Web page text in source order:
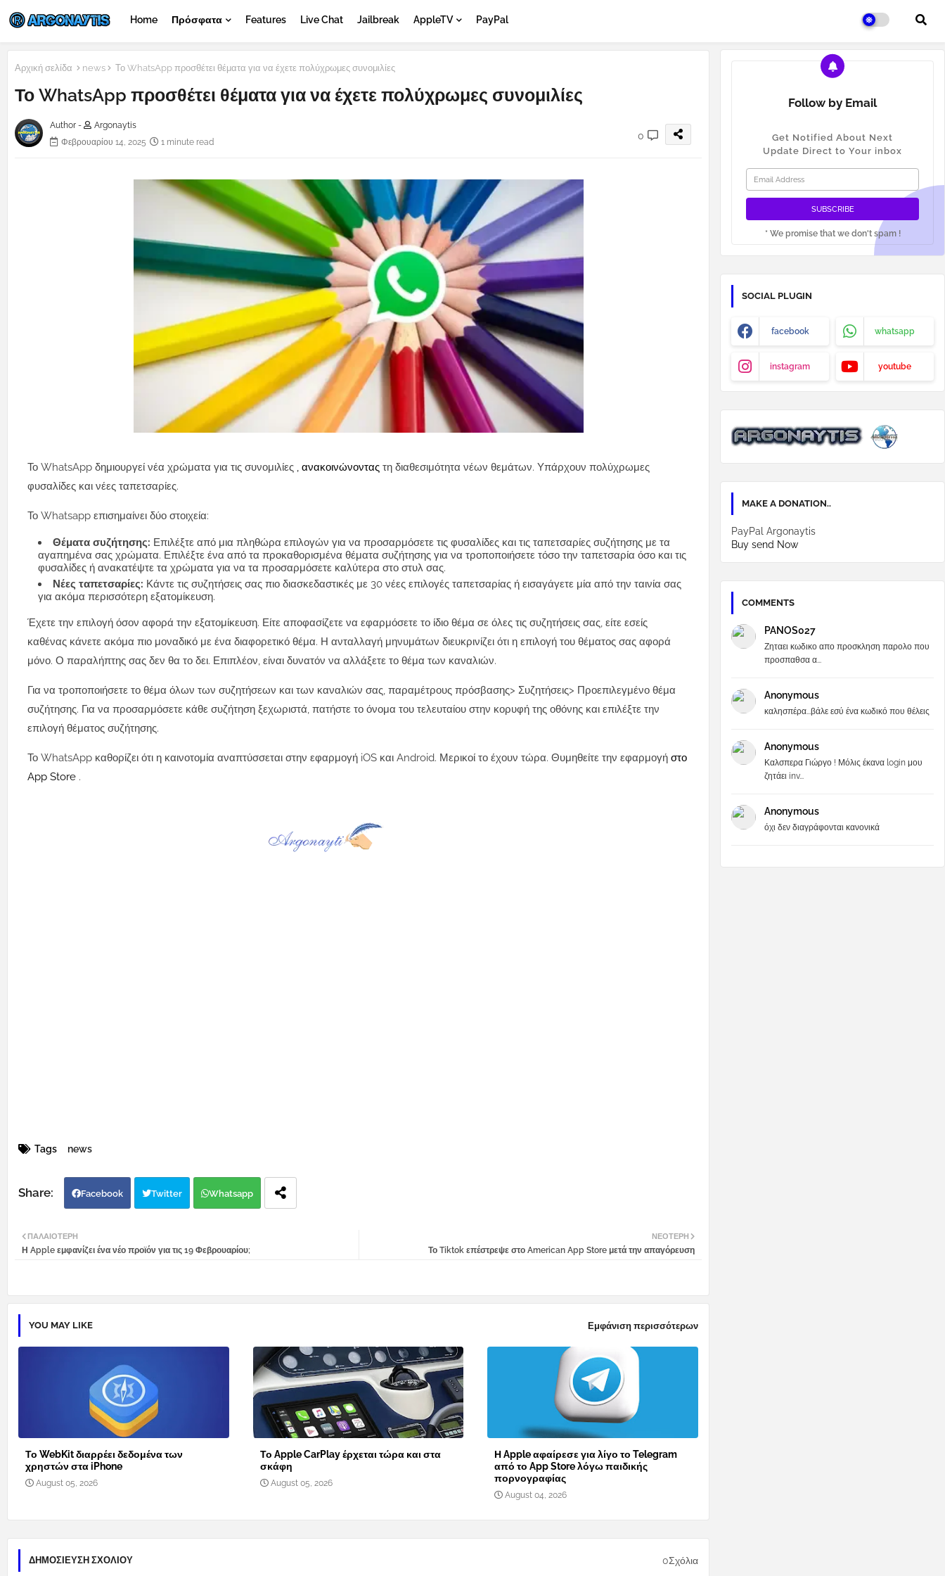
Home Πρόσφατα Features Live Chat Jailbreak AppleTV PayPal
Αρχική σελίδα news Το WhatsApp προσθέτει θέματα για να έχετε πολύχρωμες συνομιλίες
Το WhatsApp προσθέτει θέματα για να έχετε πολύχρωμες συνομιλίες
Author -
Argonaytis
Φεβρουαρίου 14, 2025
1 minute read
0
Το WhatsApp δημιουργεί νέα χρώματα για τις συνομιλίες , ανακοινώνοντας τη διαθεσιμότητα νέων θεμάτων. Υπάρχουν πολύχρωμες
φυσαλίδες και νέες ταπετσαρίες.
Το Whatsapp επισημαίνει δύο στοιχεία:
Θέματα συζήτησης: Επιλέξτε από μια πληθώρα επιλογών για να προσαρμόσετε τις φυσαλίδες και τις ταπετσαρίες συζήτησης με τα
αγαπημένα σας χρώματα. Επιλέξτε ένα από τα προκαθορισμένα θέματα συζήτησης για να τροποποιήσετε τόσο την ταπετσαρία όσο και τις
φυσαλίδες ή ανακατέψτε τα χρώματα για να τα προσαρμόσετε καλύτερα στο στυλ σας.
Νέες ταπετσαρίες: Κάντε τις συζητήσεις σας πιο διασκεδαστικές με 30 νέες επιλογές ταπετσαρίας ή εισαγάγετε μία από την ταινία σας
για ακόμα περισσότερη εξατομίκευση.
Έχετε την επιλογή όσον αφορά την εξατομίκευση. Είτε αποφασίζετε να εφαρμόσετε το ίδιο θέμα σε όλες τις συζητήσεις σας, είτε εσείς
καθένας κάνετε ακόμα πιο μοναδικό με ένα διαφορετικό θέμα. Η ανταλλαγή μηνυμάτων διευκρινίζει ότι η επιλογή του θέματος σας αφορά
μόνο. Ο παραλήπτης σας δεν θα το δει. Επιπλέον, είναι δυνατόν να αλλάξετε το θέμα των καναλιών.
Για να τροποποιήσετε το θέμα όλων των συζητήσεων και των καναλιών σας, παραμέτρους πρόσβασης> Συζητήσεις> Προεπιλεγμένο θέμα
συζήτησης. Για να προσαρμόσετε κάθε συζήτηση ξεχωριστά, πατήστε το όνομα του τελευταίου στην κορυφή της οθόνης και επιλέξτε την
επιλογή θέματος συζήτησης.
Το WhatsApp καθορίζει ότι η καινοτομία αναπτύσσεται στην εφαρμογή iOS και Android. Μερικοί το έχουν τώρα. Θυμηθείτε την εφαρμογή στο
App Store .
Tags news
Facebook Twitter Whatsapp
ΝΕΌΤΕΡΗ
Το Tiktok επέστρεψε στο American App Store μετά την απαγόρευση
ΠΑΛΑΙΌΤΕΡΗ
Η Apple εμφανίζει ένα νέο προϊόν για τις 19 Φεβρουαρίου;
YOU MAY LIKE Εμφάνιση περισσότερων
Το WebKit διαρρέει δεδομένα των
χρηστών στα iPhone
August 05, 2026
Το Apple CarPlay έρχεται τώρα και στα
σκάφη
August 05, 2026
Η Apple αφαίρεσε για λίγο το Telegram
από το App Store λόγω παιδικής
πορνογραφίας
August 04, 2026
ΔΗΜΟΣΊΕΥΣΗ ΣΧΟΛΊΟΥ 0Σχόλια
Follow by Email
Get Notified About Next
Update Direct to Your inbox
* We promise that we don't spam !
SOCIAL PLUGIN
facebook whatsapp
instagram youtube
MAKE A DONATION..
PayPal Argonaytis
Buy send Now
COMMENTS
PANOS027
Ζηταει κωδικο απο προσκληση παρολο που
προσπαθσα α...
Anonymous
καλησπέρα...βάλε εσύ ένα κωδικό που θέλεις
Anonymous
Καλσπερα Γιώργο ! Μόλις έκανα login μου
ζητάει inv...
Anonymous
όχι δεν διαγράφονται κανονικά